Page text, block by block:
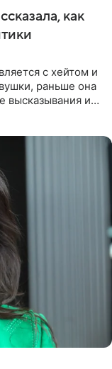
как
с хейтом и
раньше она
высказывания и